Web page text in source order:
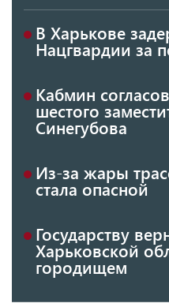
В Харькове
Нацгвардии за
Кабмин
шестого
Синегубова
Из-за жары
стала опасной
Государству
Харьковской
городищем